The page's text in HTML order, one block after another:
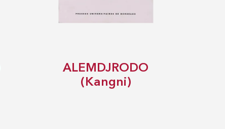
ALEMDJRODO
(Kangni)